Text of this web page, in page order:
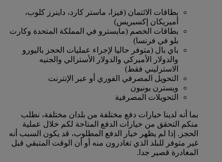
بطاقات الائتمان (فيزا، ماستر كارد، داينرز كلوب،
أميريكان إكسبريس)
بطاقات الخصم (مايسترو في المملكة المتحدة وكارت
بلو في فرنسا)
باي بال (متوفر حاليا لإجراء عمليات الحجز باليورو
والدولار الأميركي والدولار الأسترالي والجنيه
الاسترليني فقط)
التحويل المصرفي الفوري أو عبر الإنترنت
ويسترن يونيون
التحويلات المصرفية
بما أنه لدينا خيارات دفع مختلفة من بلدان مختلفة، نطلب
منكم التحقق من خيارات الدفع المتاحة لكم خلال عملية
الحجز. إذا لم يظهر خيار الدفع المطلوب، قد يكون السبب أنه
غير متوفر للبلد الذي تغادرون منه أو أن الوقت المتبقي قبل
المغادرة قصير جدا.